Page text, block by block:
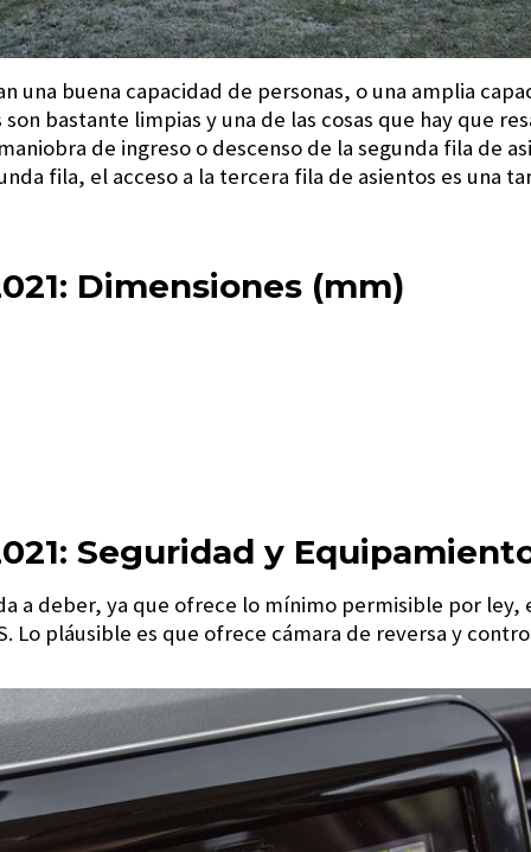
una buena capacidad de personas, o una amplia
bastante limpias y una de las cosas que hay que
de ingreso o descenso de la segunda fila de
fila, el acceso a la tercera fila de asientos es una
Dimensiones (mm)
Seguridad y
a deber, ya que ofrece lo mínimo permisible por ley,
Lo pláusible es que ofrece cámara de reversa y